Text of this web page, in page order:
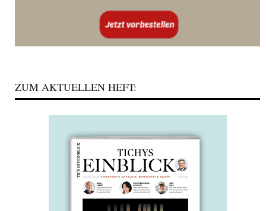
ZUM AKTUELLEN HEFT: